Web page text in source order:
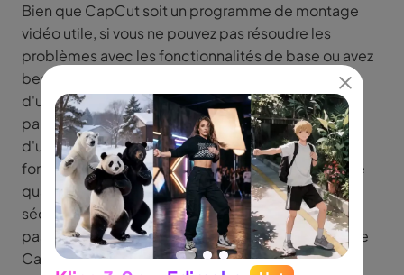
Bien que CapCut soit un programme de montage
vidéo utile, si vous ne pouvez pas résoudre les
problèmes avec les fonctionnalités de base ou avez
besoin d'un upscaling professionnel, envisagez
d'utiliserHitPaw Edimakorprésenté dans cette
partie. Edimakor est un programme spécialisé
d'upscaling vidéo basé sur l'IA qui offre des
fonctionnalités pour convertir des vidéos de basse
qualité en haute qualité ou pour affiner des
séquences floues. Les problèmes qui ne peuvent
pas être résolus avec l'amélioration de la qualité de
CapCut peuvent être efficacement traités en